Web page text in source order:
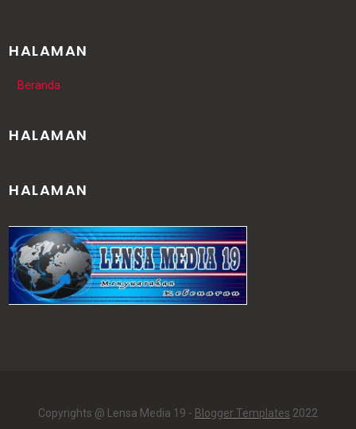
HALAMAN
Beranda
HALAMAN
HALAMAN
Copyrights @ Lensa Media 19 - Blogger Templates 2022